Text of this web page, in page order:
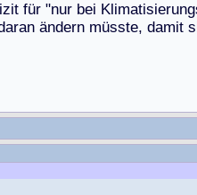
izit für "nur bei Klimatisierung
aran ändern müsste, damit s